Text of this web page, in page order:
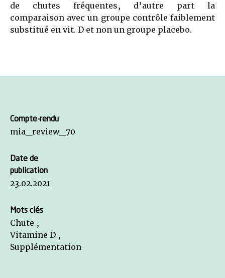
de chutes fréquentes, d’autre part la
comparaison avec un groupe contrôle faiblement
substitué en vit. D et non un groupe placebo.
Compte-rendu
mia_review_70
Date de
publication
23.02.2021
Mots clés
Chute ,
Vitamine D ,
Supplémentation